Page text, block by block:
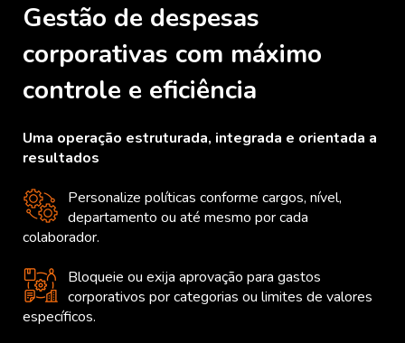
Gestão de despesas
corporativas com máximo
controle e eficiência
Uma operação estruturada, integrada e orientada a
resultados
Personalize políticas conforme cargos, nível,
departamento ou até mesmo por cada
colaborador.
Bloqueie ou exija aprovação para gastos
corporativos por categorias ou limites de valores
específicos.